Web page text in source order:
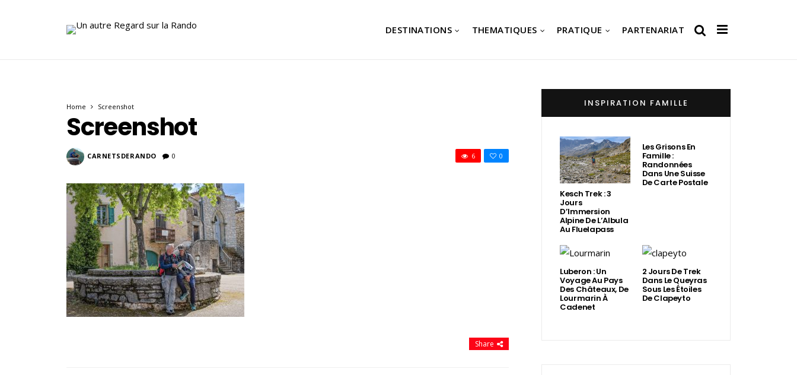
DESTINATIONS THEMATIQUES PRATIQUE PARTENARIAT
Home Screenshot
Screenshot
CARNETSDERANDO 0 0
6
Share
INSPIRATION FAMILLE
Kesch Trek : 3
Jours
D’Immersion
Alpine De L’Albula
Au Fluelapass
Les Grisons En
Famille :
Randonnées
Dans Une Suisse
De Carte Postale
Luberon : Un
Voyage Au Pays
Des Châteaux, De
Lourmarin À
Cadenet
2 Jours De Trek
Dans Le Queyras
Sous Les Étoiles
De Clapeyto